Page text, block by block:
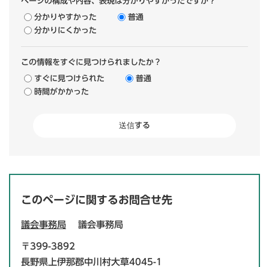
分かりやすかった
普通
分かりにくかった
この情報をすぐに見つけられましたか？
すぐに見つけられた
普通
時間がかかった
このページに関するお問合せ先
議会事務局 議会事務局
〒399-3892
長野県上伊那郡中川村大草4045-1